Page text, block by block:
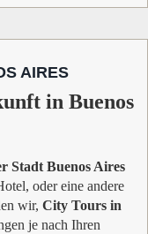
AIRES
in Buenos
Stadt Buenos Aires
oder eine andere
wir, City Tours in
je nach Ihren